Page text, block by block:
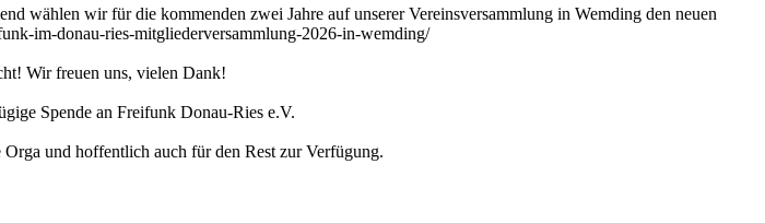
wählen wir für die kommenden zwei Jahre auf unserer Vereinsversammlung in Wemding den neuen
im-donau-ries-mitgliederversammlung-2026-in-wemding/
Wir freuen uns, vielen Dank!
Spende an Freifunk Donau-Ries e.V.
und hoffentlich auch für den Rest zur Verfügung.